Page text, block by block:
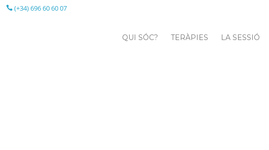
(+34) 696 60 60 07
QUI SÓC? TERÀPIES LA SESSIÓ